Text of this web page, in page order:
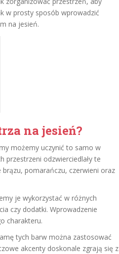
w prosty sposób wprowadzić
na jesień.
na jesień?
możemy uczynić to samo w
przestrzeni odzwierciedlały te
brązu, pomarańczu, czerwieni oraz
je wykorzystać w różnych
czy dodatki. Wprowadzenie
charakteru.
tych barw można zastosować
akcenty doskonale zgrają się z